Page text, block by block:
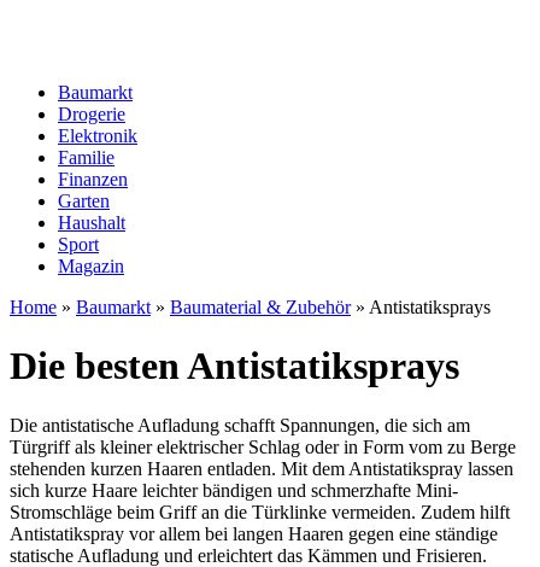
Baumarkt
Drogerie
Elektronik
Familie
Finanzen
Garten
Haushalt
Sport
Magazin
Home » Baumarkt » Baumaterial & Zubehör» Antistatiksprays
Die besten Antistatiksprays
Die antistatische Aufladung schafft Spannungen, die sich am
Türgriff als kleiner elektrischer Schlag oder in Form vom zu Berge
stehenden kurzen Haaren entladen. Mit dem Antistatikspray lassen
sich kurze Haare leichter bändigen und schmerzhafte Mini-
Stromschläge beim Griff an die Türklinke vermeiden. Zudem hilft
Antistatikspray vor allem bei langen Haaren gegen eine ständige
statische Aufladung und erleichtert das Kämmen und Frisieren.